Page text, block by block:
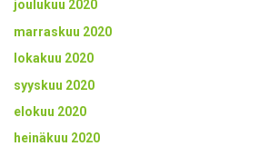
joulukuu 2020
marraskuu 2020
lokakuu 2020
syyskuu 2020
elokuu 2020
heinäkuu 2020